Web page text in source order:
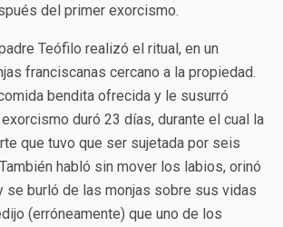
del primer exorcismo.
Teófilo realizó el ritual, en un
franciscanas cercano a la propiedad.
bendita ofrecida y le susurró
duró 23 días, durante el cual la
que tuvo que ser sujetada por seis
habló sin mover los labios, orinó
se burló de las monjas sobre sus vidas
(erróneamente) que uno de los